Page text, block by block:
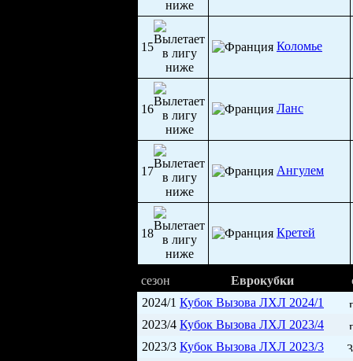
15 Коломье
16 Ланс
17 Ангулем
18 Кретей
сезон Еврокубки
2024/1 Кубок Вызова ЛХЛ 2024/1
2023/4 Кубок Вызова ЛХЛ 2023/4
2023/3 Кубок Вызова ЛХЛ 2023/3